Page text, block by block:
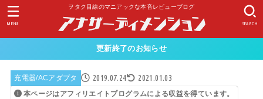
ヲタク目線のマニアックな本音レビューブログ
SEARCH
MENU
更新終了のお知らせ
充電器/ACアダプタ 2019.07.24 2021.01.03
本ページはアフィリエイトプログラムによる収益を得ています。